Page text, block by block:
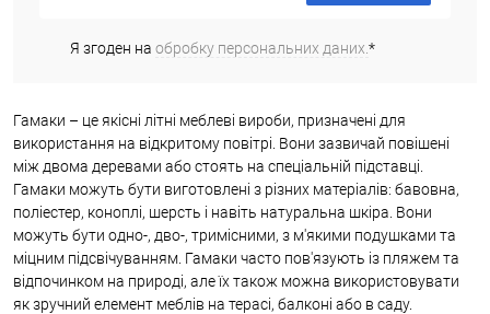
Я згоден на обробку персональних даних.*
Гамаки – це якісні літні меблеві вироби, призначені для
використання на відкритому повітрі. Вони зазвичай повішені
між двома деревами або стоять на спеціальній підставці.
Гамаки можуть бути виготовлені з різних матеріалів: бавовна,
поліестер, коноплі, шерсть і навіть натуральна шкіра. Вони
можуть бути одно-, дво-, тримісними, з м'якими подушками та
міцним підсвічуванням. Гамаки часто пов'язують із пляжем та
відпочинком на природі, але їх також можна використовувати
як зручний елемент меблів на терасі, балконі або в саду.